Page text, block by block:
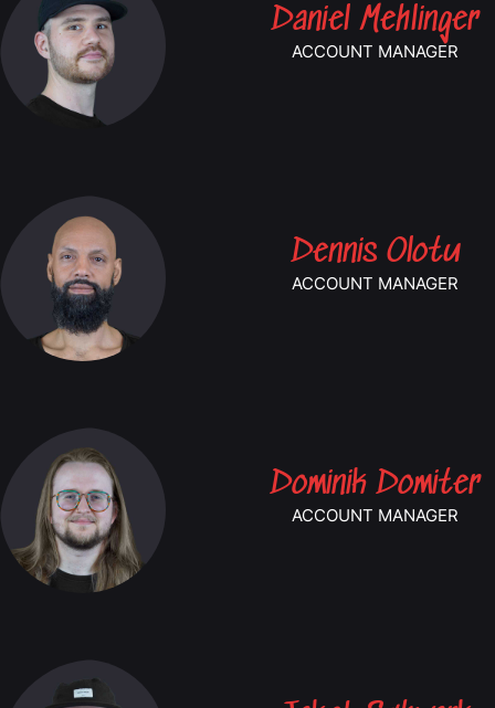
Daniel Mehlinger
ACCOUNT MANAGER
Dennis Olotu
ACCOUNT MANAGER
Dominik Domiter
ACCOUNT MANAGER